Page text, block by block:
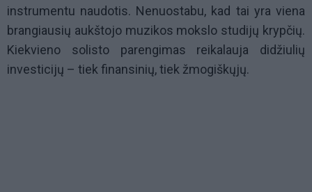
instrumentu naudotis. Nenuostabu, kad tai yra viena
brangiausių aukštojo muzikos mokslo studijų krypčių.
Kiekvieno solisto parengimas reikalauja didžiulių
investicijų – tiek finansinių, tiek žmogiškųjų.